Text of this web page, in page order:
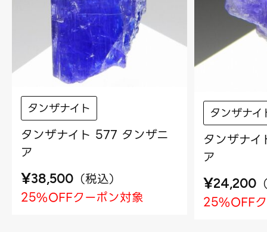
タンザナイト
タンザナイト 577 タンザニ
ア
¥38,500 （税込）
25%OFFクーポン対象
タンザナイ
タンザナ
ア
¥24,200
25%OFF